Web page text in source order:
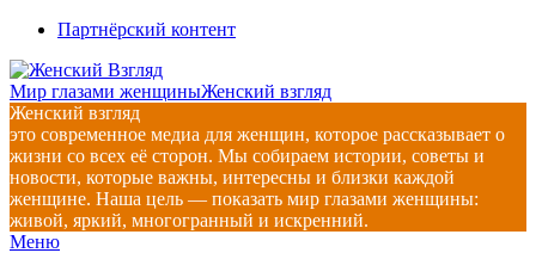
Перейти
содержимому
Партнёрский контент
Мир глазами женщиныЖенский взгляд
Женский взгляд
это современное медиа для женщин, которое рассказывает о
жизни со всех её сторон. Мы собираем истории, советы и
новости, которые важны, интересны и близки каждой
женщине. Наша цель — показать мир глазами женщины:
живой, яркий, многогранный и искренний.
Главное
Меню